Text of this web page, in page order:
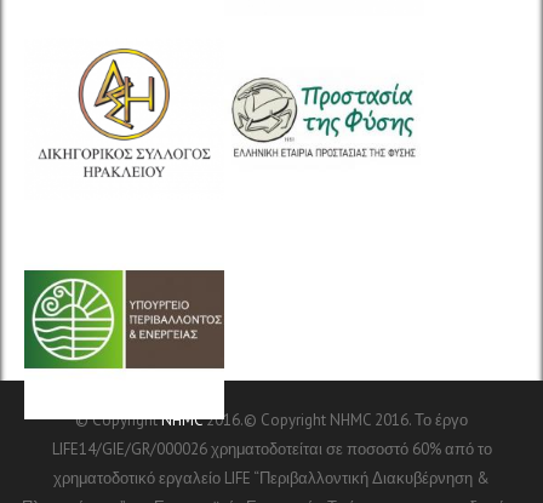
© CopyrightNHMC2016.© Copyright NHMC 2016. Το έργο
LIFE14/GIE/GR/000026 χρηματοδοτείται σε ποσοστό 60% από το
χρηματοδοτικό εργαλείο LIFE “Περιβαλλοντική Διακυβέρνηση &